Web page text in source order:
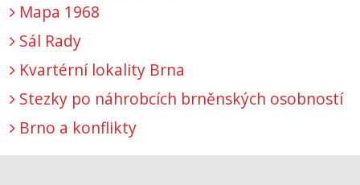
Mapa 1968
Sál Rady
Kvartérní lokality Brna
Stezky po náhrobcích brněnských osobností
Brno a konflikty